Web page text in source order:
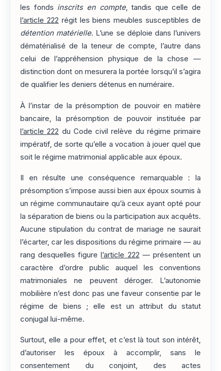
les fonds inscrits en compte, tandis que celle de
l’article 222 régit les biens meubles susceptibles de
détention matérielle. L’une se déploie dans l’univers
dématérialisé de la teneur de compte, l’autre dans
celui de l’appréhension physique de la chose —
distinction dont on mesurera la portée lorsqu’il s’agira
de qualifier les deniers détenus en numéraire.
À l’instar de la présomption de pouvoir en matière
bancaire, la présomption de pouvoir instituée par
l’article 222 du Code civil relève du régime primaire
impératif, de sorte qu’elle a vocation à jouer quel que
soit le régime matrimonial applicable aux époux.
Il en résulte une conséquence remarquable : la
présomption s’impose aussi bien aux époux soumis à
un régime communautaire qu’à ceux ayant opté pour
la séparation de biens ou la participation aux acquêts.
Aucune stipulation du contrat de mariage ne saurait
l’écarter, car les dispositions du régime primaire — au
rang desquelles figurel’article 222 — présentent un
caractère d’ordre public auquel les conventions
matrimoniales ne peuvent déroger. L’autonomie
mobilière n’est donc pas une faveur consentie par le
régime de biens ; elle est un attribut du statut
conjugal lui-même.
Surtout, elle a pour effet, et c’est là tout son intérêt,
d’autoriser les époux à accomplir, sans le
consentement du conjoint, des actes